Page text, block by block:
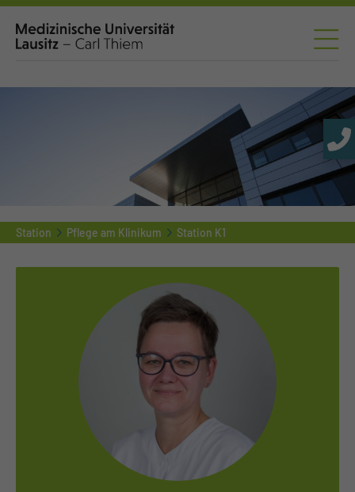
Station Pflege am Klinikum Station K1